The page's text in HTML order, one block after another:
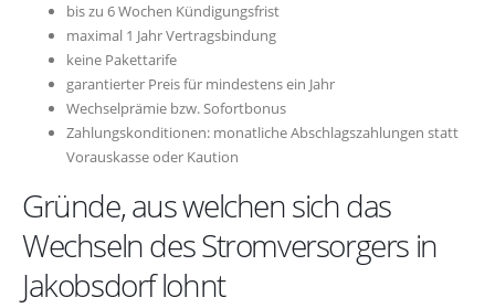
bis zu 6 Wochen Kündigungsfrist
maximal 1 Jahr Vertragsbindung
keine Pakettarife
garantierter Preis für mindestens ein Jahr
Wechselprämie bzw. Sofortbonus
Zahlungskonditionen: monatliche Abschlagszahlungen statt
Vorauskasse oder Kaution
Gründe, aus welchen sich das
Wechseln des Stromversorgers in
Jakobsdorf lohnt